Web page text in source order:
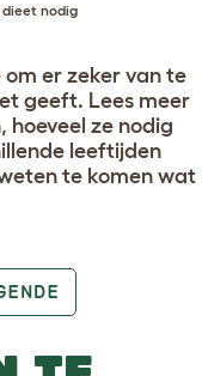
nodig
er zeker van te
geeft. Lees meer
hoeveel ze nodig
leeftijden
te komen wat